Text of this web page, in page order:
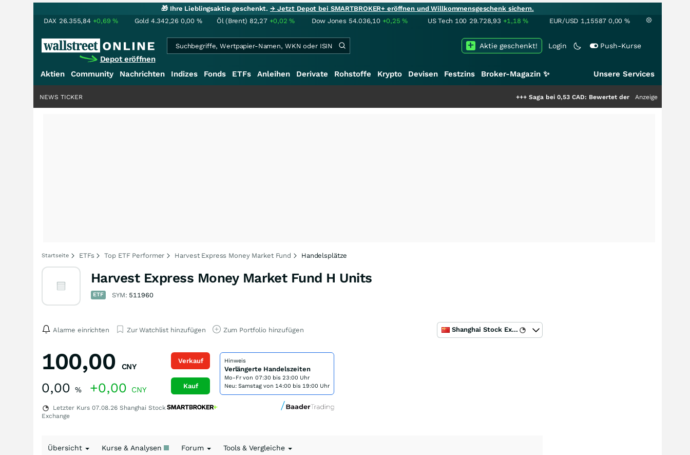
🎁 Ihre Lieblingsaktie geschenkt.→ Jetzt Depot bei SMARTBROKER+ eröffnen und Willkommensgeschenk sichern.
DAX 26.355,84 +0,69% Gold 4.342,26 0,00 % Öl (Brent) 82,27 +0,02% Dow Jones 54.036,10 +0,25% US Tech 100 29.728,93 +1,18% EUR/USD 1,15587 0,00 %
Depot eröffnen
Login Push-Kurse
Aktie geschenkt!
Aktien Community Nachrichten Indizes Fonds ETFs Anleihen Derivate Rohstoffe Krypto Devisen Festzins Broker-Magazin ✨ Unsere Services
Saga bei 0,53 CAD: Bewertet der Markt noch immer nur
Anzeige
NEWS TICKER
Startseite ETFs Top ETF Performer Harvest Express Money Market Fund Handelsplätze
Harvest Express Money Market Fund H Units
ETF SYM: 511960
Alarme einrichten Zur Watchlist hinzufügen Zum Portfolio hinzufügen Shanghai Stock Exchange
100,00 CNY
0,00 % +0,00 CNY
Letzter Kurs 07.08.26 Shanghai Stock
Exchange
Verkauf
Kauf
Hinweis
Verlängerte Handelszeiten
Mo-Fr von 07:30 bis 23:00 Uhr
Neu: Samstag von 14:00 bis 19:00 Uhr
Übersicht Kurse & Analysen Forum Tools & Vergleiche